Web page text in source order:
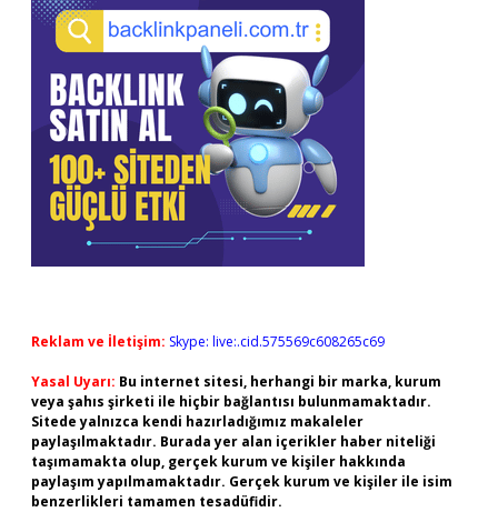
Reklam ve İletişim: Skype: live:.cid.575569c608265c69
Yasal Uyarı: Bu internet sitesi, herhangi bir marka, kurum
veya şahıs şirketi ile hiçbir bağlantısı bulunmamaktadır.
Sitede yalnızca kendi hazırladığımız makaleler
paylaşılmaktadır. Burada yer alan içerikler haber niteliği
taşımamakta olup, gerçek kurum ve kişiler hakkında
paylaşım yapılmamaktadır. Gerçek kurum ve kişiler ile isim
benzerlikleri tamamen tesadüfidir.